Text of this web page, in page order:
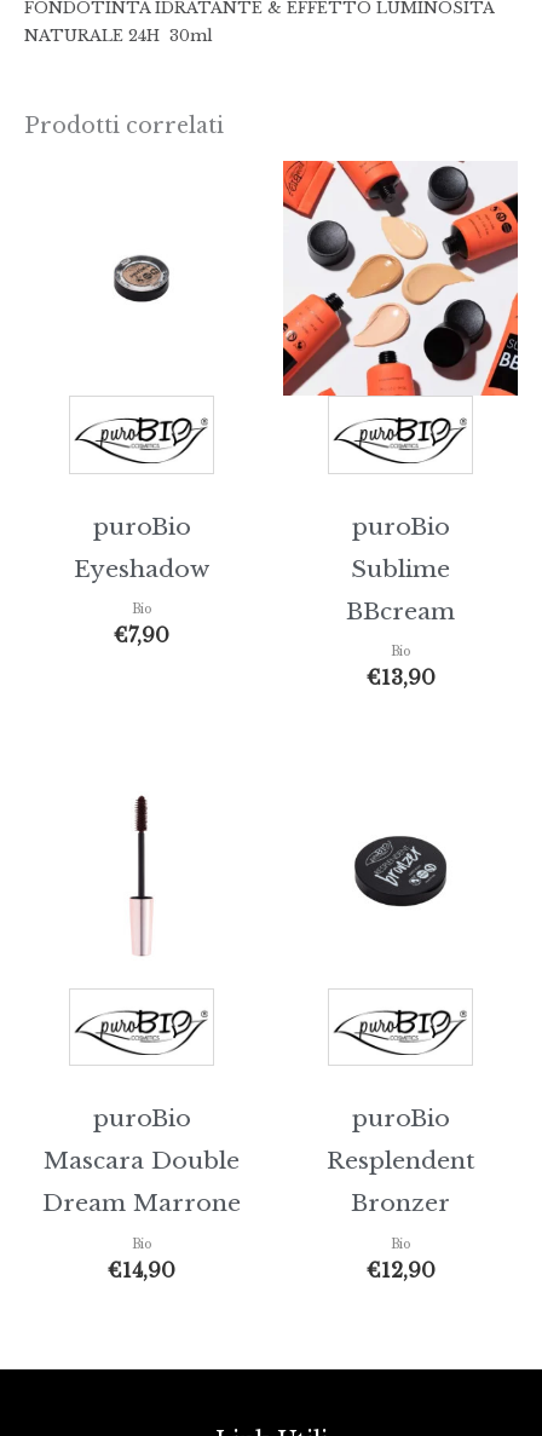
FONDOTINTA IDRATANTE & EFFETTO LUMINOSITÀ
NATURALE 24H 30ml
Prodotti correlati
puroBio
Eyeshadow
Bio
€7,90
puroBio
Sublime
BBcream
Bio
€13,90
puroBio
Mascara Double
Dream Marrone
Bio
€14,90
puroBio
Resplendent
Bronzer
Bio
€12,90